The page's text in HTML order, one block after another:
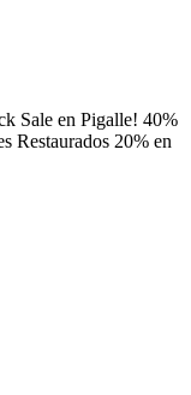
Sale en Pigalle! 40%
Restaurados 20% en